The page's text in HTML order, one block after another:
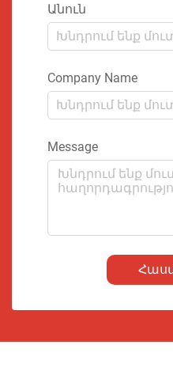
Անուն
Company Name
Message